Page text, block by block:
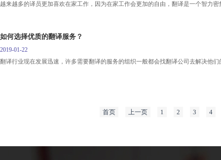
越来越多的译员更加喜欢在家工作，因为在家工作会更加的自由，翻译是一个智力
如何选择优质的翻译服务？
2019-01-22
翻译行业现在发展迅速，许多需要翻译的服务的组织一般都会找翻译公司去解决他
首页 上一页 1 2 3 4